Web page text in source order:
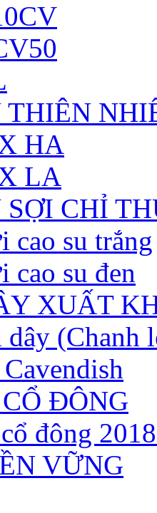
THIÊN
HA
LA
SỢI CHỈ
cao su trắng
cao su đen
XUẤT
dây (Chanh
ĐÔNG
đông
VỮNG